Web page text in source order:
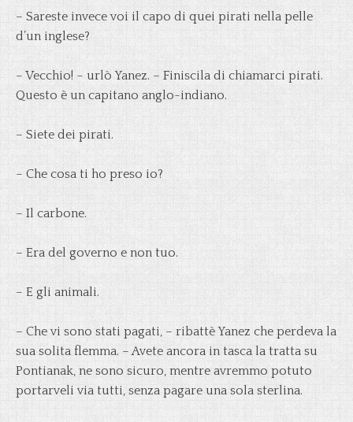
– Sareste invece voi il capo di quei pirati nella pelle
d’un inglese?
– Vecchio! – urlò Yanez. – Finiscila di chiamarci pirati.
Questo è un capitano anglo-indiano.
– Siete dei pirati.
– Che cosa ti ho preso io?
– Il carbone.
– Era del governo e non tuo.
– E gli animali.
– Che vi sono stati pagati, – ribattè Yanez che perdeva la
sua solita flemma. – Avete ancora in tasca la tratta su
Pontianak, ne sono sicuro, mentre avremmo potuto
portarveli via tutti, senza pagare una sola sterlina.